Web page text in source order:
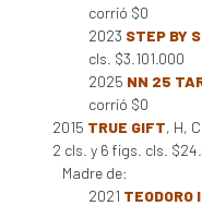
corrió $0
2023 STEP BY
cls. $3.101.000
2025 NN 25
corrió $0
2015 TRUE GIFT, H,
2 cls. y 6 figs. cls.
Madre de:
2021 TEODORO